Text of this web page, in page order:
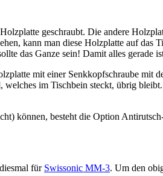
geschraubt. Die andere
kann man diese Holzplatte auf das
das Ganze sein! Damit alles
mit einer Senkkopfschraube
welches im Tischbein steckt, übrig
können, besteht die Option
für Swissonic MM-3. Um den